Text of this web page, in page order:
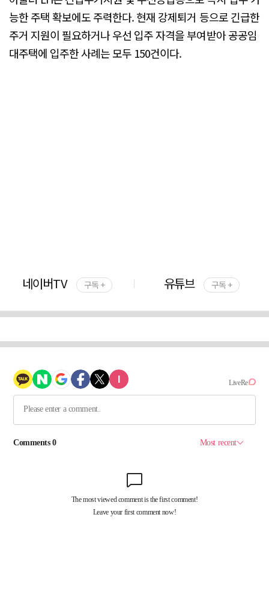
능한 주택 확보에도 주력한다. 현재 강제퇴거 등으로 긴급한
주거 지원이 필요하거나 우선 입주 자격을 부여받아 공공임
대주택에 입주한 사례는 모두 150건이다.
네이버TV 구독 + 유튜브 구독 +